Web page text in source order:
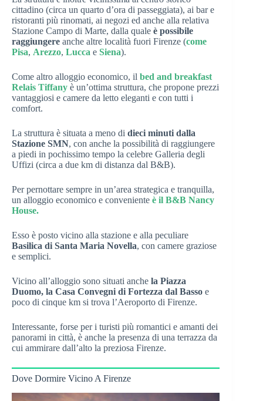
cittadino (circa un quarto d’ora di passeggiata), ai bar e
ristoranti più rinomati, ai negozi ed anche alla relativa
Stazione Campo di Marte, dalla quale è possibile
raggiungere anche altre località fuori Firenze (come
Pisa, Arezzo, Lucca e Siena).
Come altro alloggio economico, il bed and breakfast
Relais Tiffany è un’ottima struttura, che propone prezzi
vantaggiosi e camere da letto eleganti e con tutti i
comfort.
La struttura è situata a meno di dieci minuti dalla
Stazione SMN, con anche la possibilità di raggiungere
a piedi in pochissimo tempo la celebre Galleria degli
Uffizi (circa a due km di distanza dal B&B).
Per pernottare sempre in un’area strategica e tranquilla,
un alloggio economico e conveniente è il B&B Nancy
House.
Esso è posto vicino alla stazione e alla peculiare
Basilica di Santa Maria Novella, con camere graziose
e semplici.
Vicino all’alloggio sono situati anche la Piazza
Duomo, la Casa Convegni di Fortezza dal Basso e
poco di cinque km si trova l’Aeroporto di Firenze.
Interessante, forse per i turisti più romantici e amanti dei
panorami in città, è anche la presenza di una terrazza da
cui ammirare dall’alto la preziosa Firenze.
Dove Dormire Vicino A Firenze